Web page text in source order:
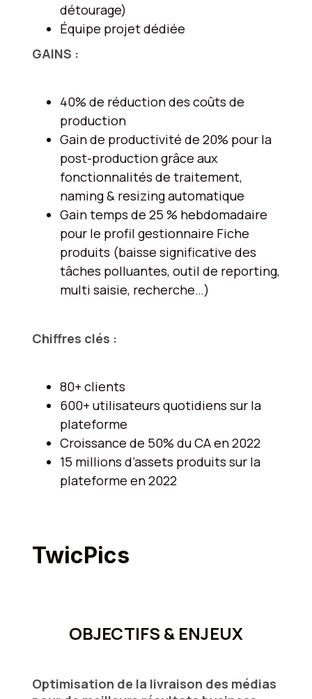
détourage)
Équipe projet dédiée
GAINS :
40% de réduction des coûts de
production
Gain de productivité de 20% pour la
post-production grâce aux
fonctionnalités de traitement,
naming & resizing automatique
Gain temps de 25 % hebdomadaire
pour le profil gestionnaire Fiche
produits (baisse significative des
tâches polluantes, outil de reporting,
multi saisie, recherche…)
Chiffres clés :
80+ clients
600+ utilisateurs quotidiens sur la
plateforme
Croissance de 50% du CA en 2022
15 millions d’assets produits sur la
plateforme en 2022
TwicPics
OBJECTIFS & ENJEUX
Optimisation de la livraison des médias